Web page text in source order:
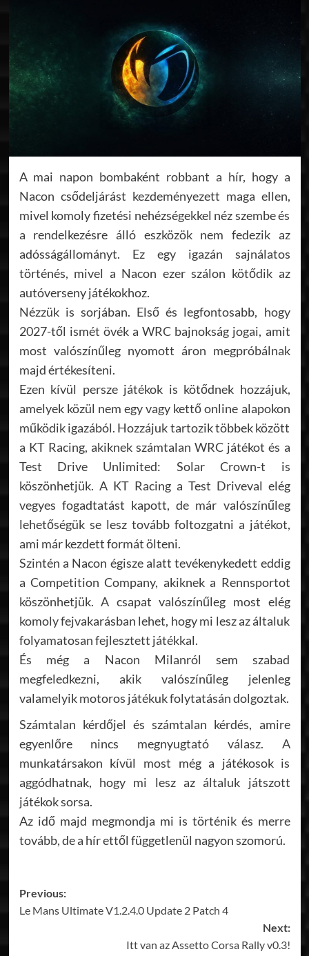
A mai napon bombaként robbant a hír, hogy a
Nacon csődeljárást kezdeményezett maga ellen,
mivel komoly fizetési nehézségekkel néz szembe és
a rendelkezésre álló eszközök nem fedezik az
adósságállományt. Ez egy igazán sajnálatos
történés, mivel a Nacon ezer szálon kötődik az
autóverseny játékokhoz.
Nézzük is sorjában. Első és legfontosabb, hogy
2027-től ismét övék a WRC bajnokság jogai, amit
most valószínűleg nyomott áron megpróbálnak
majd értékesíteni.
Ezen kívül persze játékok is kötődnek hozzájuk,
amelyek közül nem egy vagy kettő online alapokon
működik igazából. Hozzájuk tartozik többek között
a KT Racing, akiknek számtalan WRC játékot és a
Test Drive Unlimited: Solar Crown-t is
köszönhetjük. A KT Racing a Test Driveval elég
vegyes fogadtatást kapott, de már valószínűleg
lehetőségük se lesz tovább foltozgatni a játékot,
ami már kezdett formát ölteni.
Szintén a Nacon égisze alatt tevékenykedett eddig
a Competition Company, akiknek a Rennsportot
köszönhetjük. A csapat valószínűleg most elég
komoly fejvakarásban lehet, hogy mi lesz az általuk
folyamatosan fejlesztett játékkal.
És még a Nacon Milanról sem szabad
megfeledkezni, akik valószínűleg jelenleg
valamelyik motoros játékuk folytatásán dolgoztak.
Számtalan kérdőjel és számtalan kérdés, amire
egyenlőre nincs megnyugtató válasz. A
munkatársakon kívül most még a játékosok is
aggódhatnak, hogy mi lesz az általuk játszott
játékok sorsa.
Az idő majd megmondja mi is történik és merre
tovább, de a hír ettől függetlenül nagyon szomorú.
Post
navigation
Previous:
Le Mans Ultimate V1.2.4.0 Update 2 Patch 4
Next:
Itt van az Assetto Corsa Rally v0.3!